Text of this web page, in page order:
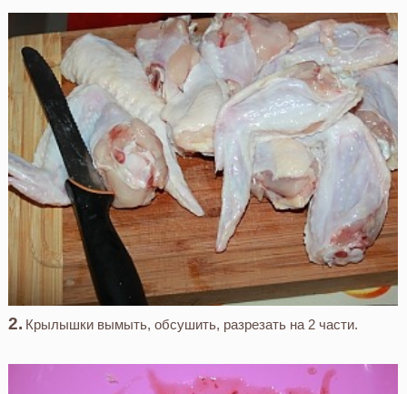
Крылышки вымыть, обсушить, разрезать на 2 части.